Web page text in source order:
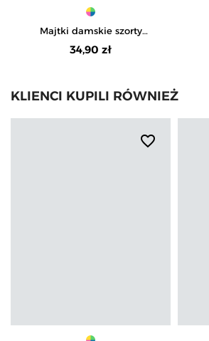
Majtki damskie szorty
bawełniane z koronką 3-pak
34,90 zł
KLIENCI KUPILI RÓWNIEŻ
favorite_border